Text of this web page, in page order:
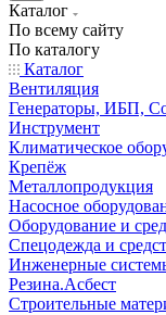
Каталог
По всему сайту
По каталогу
Каталог
Вентиляция
Генераторы, ИБП,
Инструмент
Климатическое
Крепёж
Металлопродукция
Насосное
Оборудование и
Спецодежда и
Инженерные
Резина.Асбест
Строительные